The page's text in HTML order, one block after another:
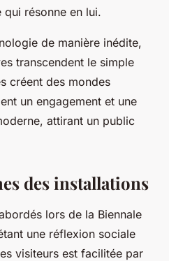
qui résonne en lui.
de manière inédite,
transcendent le simple
créent des mondes
un engagement et une
attirant un public
des installations
lors de la Biennale
une réflexion sociale
visiteurs est facilitée par